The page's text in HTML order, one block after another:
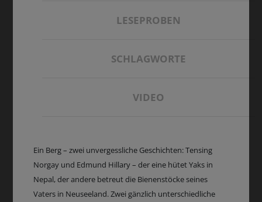
LESEPROBEN
SCHLAGWORTE
VIDEO
Ein Berg – zwei unvergessliche Geschichten: Tensing
Norgay und Edmund Hillary – der eine hütet Yaks in
Nepal, der andere betreut die Bienenstöcke seines
Vaters in Neuseeland. Zwei gänzlich unterschiedliche